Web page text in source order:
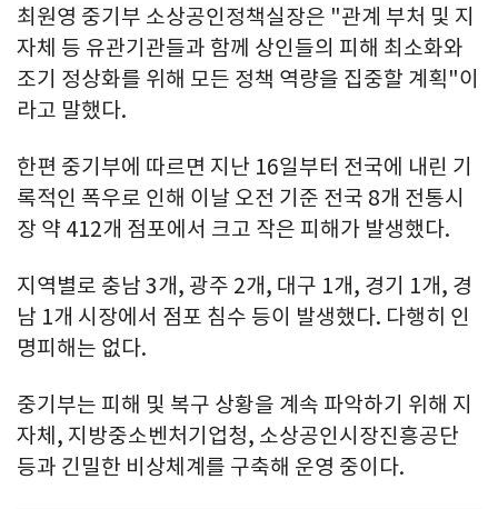
최원영 중기부 소상공인정책실장은 "관계 부처 및 지
자체 등 유관기관들과 함께 상인들의 피해 최소화와
조기 정상화를 위해 모든 정책 역량을 집중할 계획"이
라고 말했다.
한편 중기부에 따르면 지난 16일부터 전국에 내린 기
록적인 폭우로 인해 이날 오전 기준 전국 8개 전통시
장 약 412개 점포에서 크고 작은 피해가 발생했다.
지역별로 충남 3개, 광주 2개, 대구 1개, 경기 1개, 경
남 1개 시장에서 점포 침수 등이 발생했다. 다행히 인
명피해는 없다.
중기부는 피해 및 복구 상황을 계속 파악하기 위해 지
자체, 지방중소벤처기업청, 소상공인시장진흥공단
등과 긴밀한 비상체계를 구축해 운영 중이다.